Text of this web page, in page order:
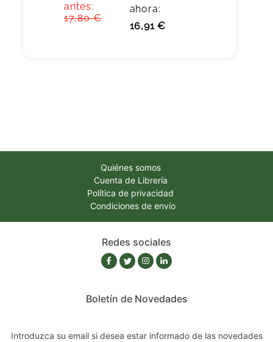
antes:
17,80 €
ahora:
16,91 €
Quiénes somos
Cuenta de Librería
Política de privacidad
Condiciones de envío
Redes sociales
Boletín de Novedades
Introduzca su email si desea estar informado de las novedades